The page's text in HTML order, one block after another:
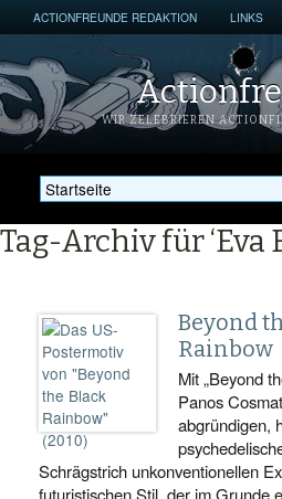
ACTIONFREUNDE REDAKTION LINKS
WIR ZELEBRIEREN
Tag-Archiv für ‘Eva
Beyond
Rainbow
Mit „Beyond
Panos
abgründigen,
Schrägstrich unkonventionellen
futuristischen Stil, der im Grunde